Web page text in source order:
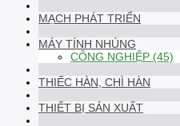
MẠCH PHÁT TRIỂN
MÁY TÍNH NHÚNG
CÔNG NGHIỆP (45)
THIẾC HÀN, CHÌ HÀN
THIẾT BỊ SẢN XUẤT